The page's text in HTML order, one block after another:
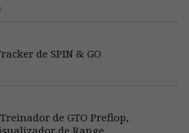
de SPIN & GO
de GTO Preflop,
de Range